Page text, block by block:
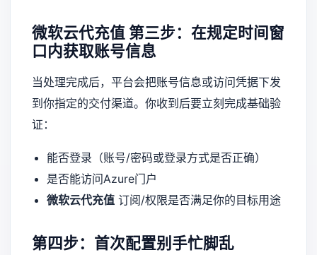
微软云代充值 第三步：在规定时间窗
口内获取账号信息
当处理完成后，平台会把账号信息或访问凭据下发
到你指定的交付渠道。你收到后要立刻完成基础验
证：
能否登录（账号/密码或登录方式是否正确）
是否能访问Azure门户
微软云代充值订阅/权限是否满足你的目标用途
第四步：首次配置别手忙脚乱